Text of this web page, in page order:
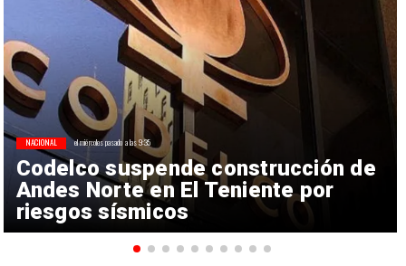
Codelco suspende construcción de
Andes Norte en El Teniente por
riesgos sísmicos
NACIONAL el miércoles pasado a las 9:35